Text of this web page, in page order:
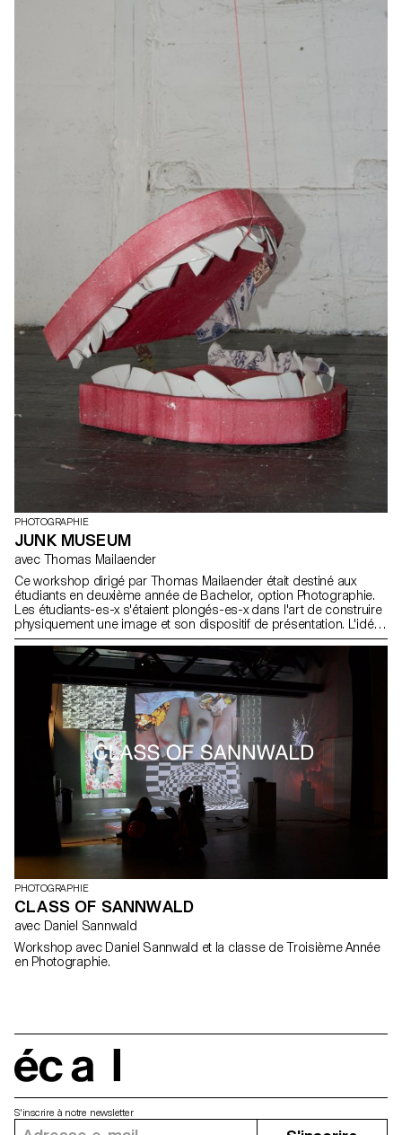
PHOTOGRAPHIE
JUNK MUSEUM
avec Thomas Mailaender
Ce workshop dirigé par Thomas Mailaender était destiné aux
étudiants en deuxième année de Bachelor, option Photographie.
Les étudiants-es-x s'étaient plongés-es-x dans l'art de construire
physiquement une image et son dispositif de présentation. L'idée
était d'élargir leurs horizons artistiques grâce à une sensibilisation
à l'installation, la scénographie et la sculpture. L'atmosphère
créative du workshop était enrichie d'une touche audacieuse, où
l'odeur singulière de déchets ajoutait une dimension sensorielle
inattendue, transformant chaque création en une exploration
unique. Thomas Mailaender a poussé les étudiants-es-x a
repousser les limites de la créativité photographique. Par la suite,
le projet a prit la forme d'une exposition à Chavannes-Près-
Renens. Au cœur de cette expérience immersive, les images
étaient projetées, accrochées, découpées et superposées,
donnant naissance à des œuvres uniques, innovantes et
immersives.
PHOTOGRAPHIE
CLASS OF SANNWALD
avec Daniel Sannwald
Workshop avec Daniel Sannwald et la classe de Troisième Année
en Photographie.
S'inscrire à notre newsletter